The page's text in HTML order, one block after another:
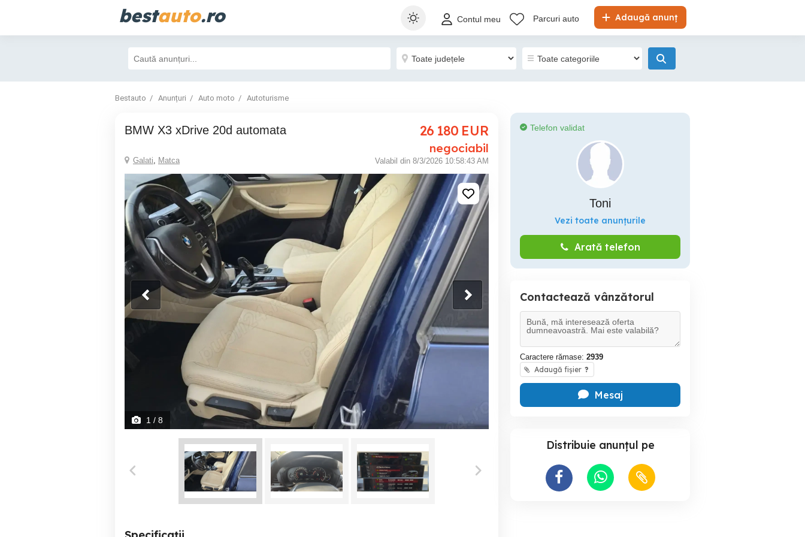
bestauto.ro Adaugă anunț
Contul meu Parcuri auto
Bestauto Anunțuri Auto moto Autoturisme
BMW X3 xDrive 20d automata 26 180 EUR
negociabil
Galati, Matca Valabil din 8/3/2026 10:58:43 AM
1 / 8
Telefon validat
Toni
Vezi toate anunțurile
Arată telefon
Contactează vânzătorul
Caractere rămase: 2939
Adaugă fișier ?
Mesaj
Distribuie anunțul pe